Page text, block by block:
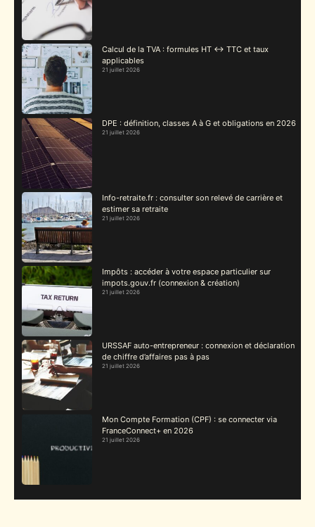
Calcul de la TVA : formules HT ↔ TTC et taux
applicables
21 juillet 2026
DPE : définition, classes A à G et obligations en 2026
21 juillet 2026
Info-retraite.fr : consulter son relevé de carrière et
estimer sa retraite
21 juillet 2026
Impôts : accéder à votre espace particulier sur
impots.gouv.fr (connexion & création)
21 juillet 2026
URSSAF auto-entrepreneur : connexion et déclaration
de chiffre d’affaires pas à pas
21 juillet 2026
Mon Compte Formation (CPF) : se connecter via
FranceConnect+ en 2026
21 juillet 2026